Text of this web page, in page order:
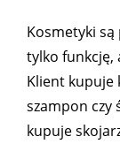
Kosmetyki
tylko funkcję,
Klient kupuje
szampon czy
kupuje